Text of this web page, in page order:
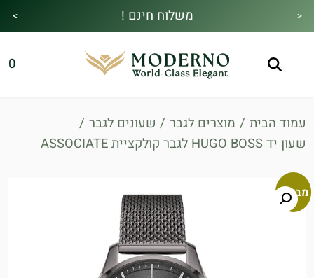
< משלוח חינם !
מתנה מיוחדת בכל בקנייה !
הנחה!בהקשת קוד קופון👇
>
0
עמוד הבית / מוצרים לגבר / שעונים לגבר /
שעון יד HUGO BOSS לגבר קולקציית ASSOCIATE
מבצע!